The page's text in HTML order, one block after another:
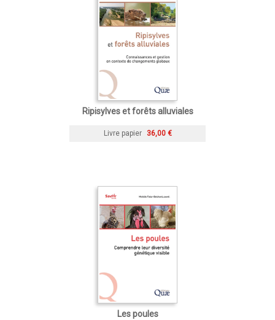
Ripisylves et forêts alluviales
Livre papier 36,00 €
Les poules